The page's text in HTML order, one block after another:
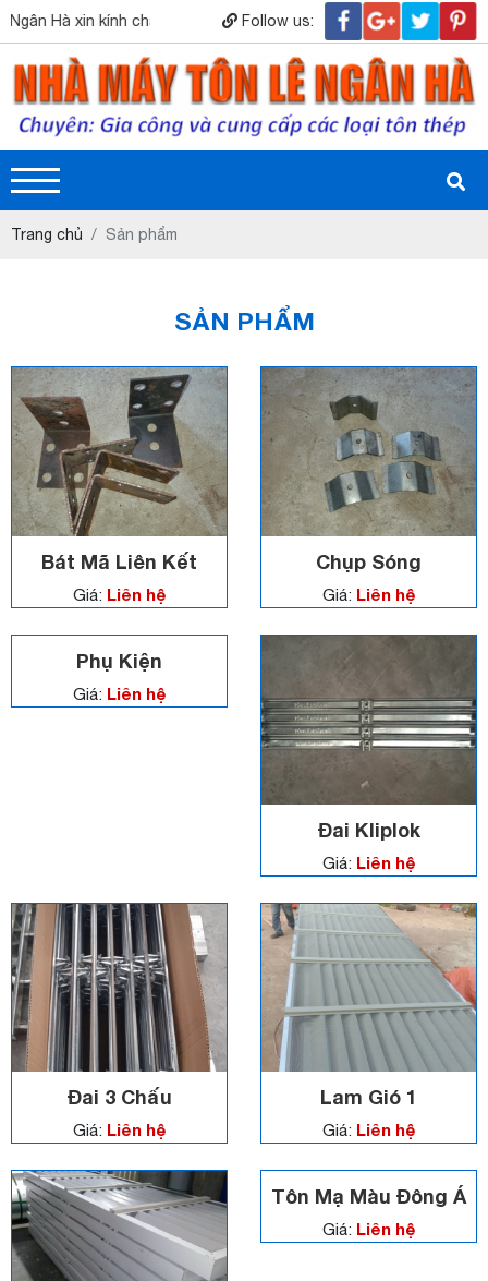
Hà xin kính chào quý khách hàng.! Hân hạnh được phục vụ quý
Follow us:
Trang chủ Sản phẩm
SẢN PHẨM
Bát Mã Liên Kết
Giá: Liên hệ
Chụp Sóng
Giá: Liên hệ
Phụ Kiện
Giá: Liên hệ
Đai Kliplok
Giá: Liên hệ
Đai 3 Chấu
Giá: Liên hệ
Lam Gió 1
Giá: Liên hệ
Tôn Mạ Màu Đông Á
Giá: Liên hệ